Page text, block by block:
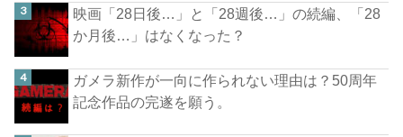
映画「28日後…」と「28週後…」の続編、「28
か月後…」はなくなった？
ガメラ新作が一向に作られない理由は？50周年
記念作品の完遂を願う。